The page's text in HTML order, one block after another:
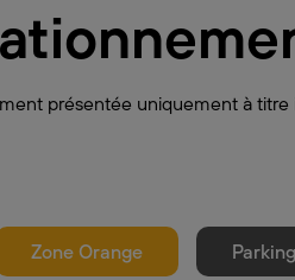
présentée uniquement à
Zone Orange